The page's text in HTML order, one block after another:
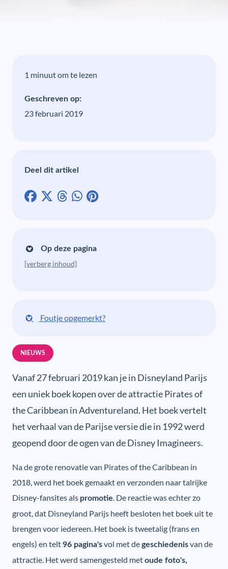
1 minuut om te lezen
Geschreven op:
23 februari 2019
Deel dit artikel
Op deze pagina
[verberg inhoud]
Foutje opgemerkt?
NIEUWS
Vanaf 27 februari 2019 kan je in Disneyland Parijs
een uniek boek kopen over de attractie Pirates of
the Caribbean in Adventureland. Het boek vertelt
het verhaal van de Parijse versie die in 1992 werd
geopend door de ogen van de Disney Imagineers.
Na de grote renovatie van Pirates of the Caribbean in
2018, werd het boek gemaakt en verzonden naar talrijke
Disney-fansites als promotie. De reactie was echter zo
groot, dat Disneyland Parijs heeft besloten het boek uit te
brengen voor iedereen. Het boek is tweetalig (frans en
engels) en telt96 pagina'svol met degeschiedenisvan de
attractie. Het werd samengesteld metoude foto's,